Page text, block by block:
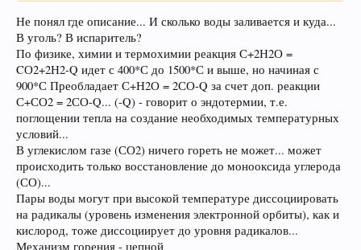
Не понял где описание... И сколько воды заливается и куда...
В уголь? В испаритель?
По физике, химии и термохимии реакция С+2Н2О =
CО2+2Н2-Q идет с 400*С до 1500*С и выше, но начиная с
900*С Преобладает С+Н2О = 2СО-Q за счет доп. реакции
С+СО2 = 2СО-Q... (-Q) - говорит о эндотермии, т.е.
поглощении тепла на создание необходимых температурных
условий...
В углекислом газе (СО2) ничего гореть не может... может
происходить только восстановление до монооксида углерода
(СО)...
Пары воды могут при высокой температуре диссоциировать
на радикалы (уровень изменения электронной орбиты), как и
кислород, тоже диссоциирует до уровня радикалов...
Механизм горения - цепной